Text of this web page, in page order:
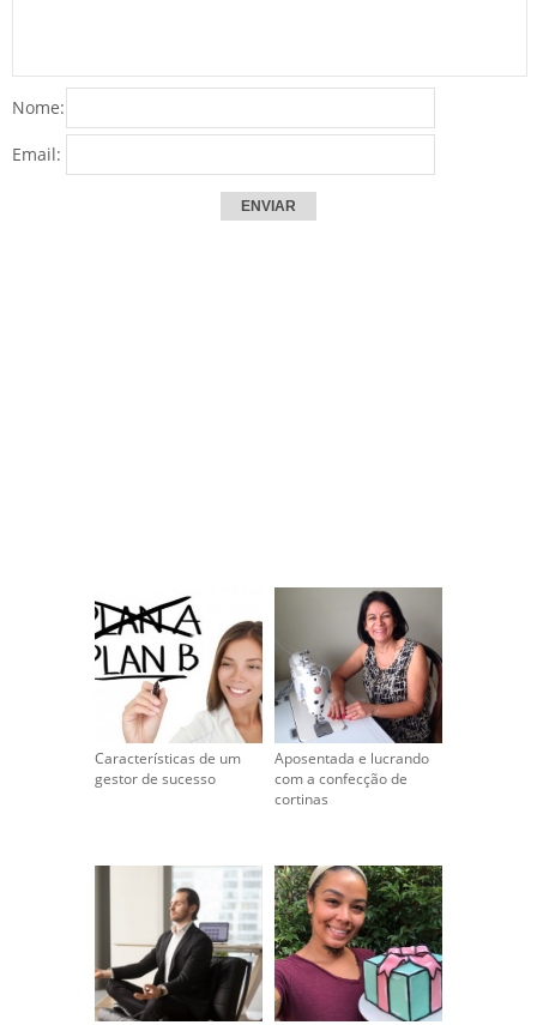
Nome:
Email:
Características de um
gestor de sucesso
Aposentada e lucrando
com a confecção de
cortinas